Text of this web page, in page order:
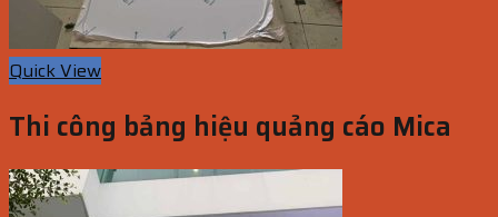
Quick View
Thi công bảng hiệu quảng cáo Mica